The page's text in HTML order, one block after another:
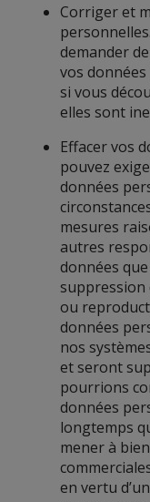
Corriger et
demander
vos
si vous
elles sont
Effacer vos
pouvez
données
mesures
autres
données
suppression
ou
données
nos
et seront
pourrions
données
longtemps
mener à
en vertu